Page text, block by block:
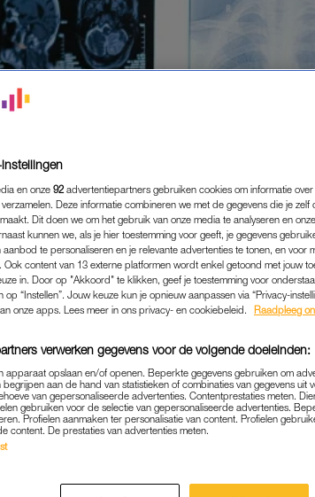
en onze 92 advertentiepartners gebruiken cookies om informatie
Deze informatie combineren we met de gegevens die je zelf
Dit doen we om het gebruik van onze media te analyseren en
kunnen we, als je hier toestemming voor geeft, je gegevens
aanbod te personaliseren en je relevante advertenties te tonen, en voor
content van 13 externe platformen wordt enkel getoond met jouw
in. Door op "Akkoord" te klikken, geef je toestemming voor
op “Instellen”. Jouw keuze kun je opnieuw aanpassen via “Privacy-
onze apps. Lees meer in ons privacy- en cookiebeleid.
Raadpleeg
verwerken gegevens voor de volgende doeleinden:
apparaat opslaan en/of openen. Beperkte gegevens gebruiken om
aan de hand van statistieken of combinaties van gegevens uit
van gepersonaliseerde advertenties. Contentprestaties meten.
gebruiken voor de selectie van gepersonaliseerde advertenties.
Profielen aanmaken ter personalisatie van content. Profielen
content. De prestaties van advertenties meten.